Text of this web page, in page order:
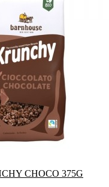
CHOCO 375G